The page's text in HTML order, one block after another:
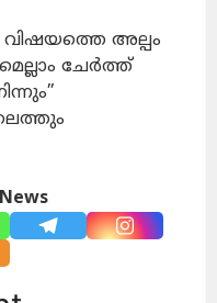
അല്പം
ചേർത്ത്